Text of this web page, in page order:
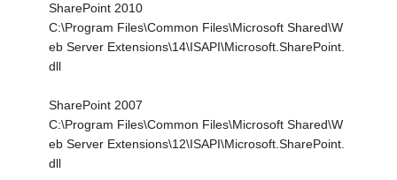
SharePoint 2010
C:\Program Files\Common Files\Microsoft Shared\W
eb Server Extensions\14\ISAPI\Microsoft.SharePoint.
dll
SharePoint 2007
C:\Program Files\Common Files\Microsoft Shared\W
eb Server Extensions\12\ISAPI\Microsoft.SharePoint.
dll